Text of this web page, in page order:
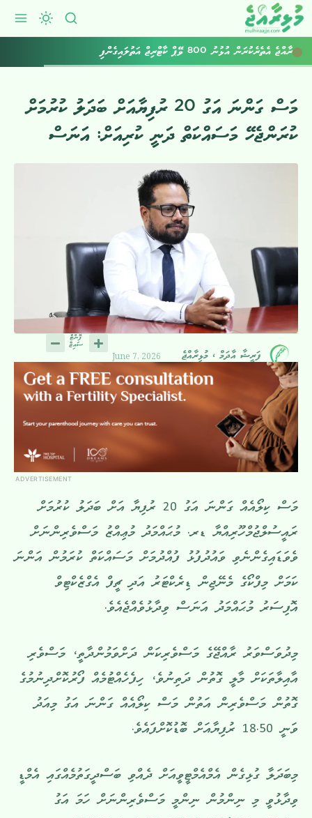
ރާއްޖެ އެތެރެކުރަން އުޅުނު 800 ވޭޕް ކާޓްރިޖް އަތުލައިގެންފި
މަސް ގަންނަ އަގު 20 ރުފިޔާއަށް ބަދަލު ކުރުމަށް
ކުރަންޖެހޭ މަސައްކަތް ދަނީ ކުރިއަށް: އަނަސް
ފަރީޝާ އާދަމް ، މުޅިރާއްޖެ June 7, 2026
ADVERTISEMENT
މަސް ކިލޯއެއް ގަންނަ އަގު 20 ރުފިޔާ އަށް ބަދަލު ކުރުމަށް
ރައީސުލްޖުމްހޫރިއްޔާ ޑރ. މުޙައްމަދު މުޢިއްޒު މަސްވެރިންނަށް
ވެވަޑައިގެންނެވި ވައުދުފުޅު ފުއްދުމަށް މަސައްކަތް ކުރަމުން އަންނަ
ކަމަށް މިފްކޯގެ މެނޭޖިން ޑިރެކްޓަރު އަދި ޗީފް އެގްޒެކްޓިވް
އޮފިސަރު މުޙައްމަދު އަނަސް ވިދާޅުވެއްޖެއެވެ.
މިދުވަސްވަރު ރާއްޖޭގެ މަސްވެރިކަން ދަށްވަމުންދާތީ، މަސްވެރި
އާއިލާތަކަށް މާލީ ގޮތުން ދަތިނުވެ، ހިފެހެއްޓުމެއް ފޯރުކޮށްދިނުމުގެ
ގޮތުން މަސްވެރިން އަތުން މަސް ކިލޯއެއް ގަންނަ އަގު މިއަދު
ވަނީ 18.50 ރުފިޔާއަށް ބޮޑުކޮށްފައެވެ.
މިބަދަލާ ގުޅިގެން އެމްއެމްޓީވީއަށް ދެއްވި ބަސްދީގަތުމެއްގައި އެމްޑީ
ވިދާޅުވީ މި ނިންމުން ނިންމީ މަސްވެރިންނަށް ހަމަ އަގު